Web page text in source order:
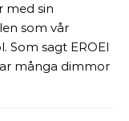
med sin
som vår
Som sagt EROEI
många dimmor